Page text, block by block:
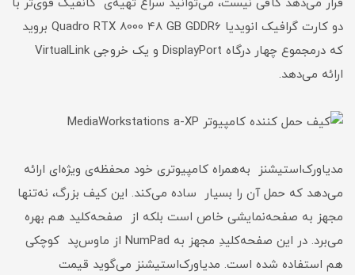
قرار می‌دهد کافی نیست، می‌توانید سراغ تهیه‌ی کانفیگ قوی‌تر با
دو کارت گرافیک انویدیا Quadro RTX 8000 48 GB GDDR6 بروید
که درمجموع چهار درگاه DisplayPort و یک خروجی VirtualLink
ارائه می‌دهد.
مدیاورک‌استیشنز به‌همراه کامپیوتر‌ی خود محفظه‌ی ویژه‌ای ارائه
می‌دهد که حمل آن را بسیار ساده می‌کند. این کیف بزرگ، نه‌تنها
مجهز به صفحه‌نمایشی خاص است بلکه از صفحه‌کلید هم بهره
می‌برد. در این صفحه‌کلیدِ مجهز به NumPad از ماوس‌پد کوچکی
هم استفاده شده است. مدیاورک‌استیشنز می‌گوید قیمت